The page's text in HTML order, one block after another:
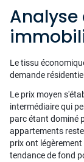
Le tissu
demande
Le prix moyen
intermédiaire qui
parc étant dominé
appartements
prix ont
tendance de fond